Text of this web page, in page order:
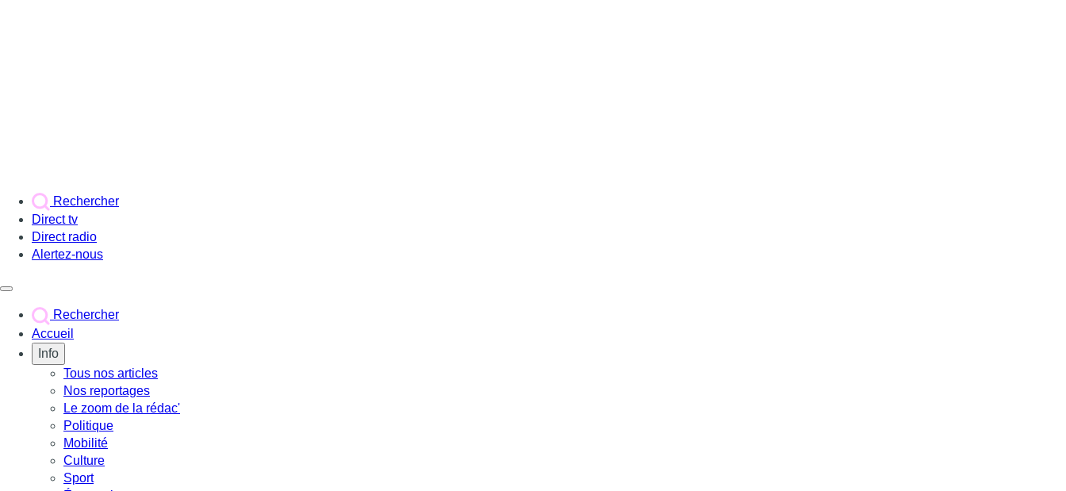
Rechercher
Direct tv
Direct radio
Alertez-nous
Rechercher
Accueil
Info
Tous nos articles
Nos reportages
Le zoom de la rédac'
Politique
Mobilité
Culture
Sport